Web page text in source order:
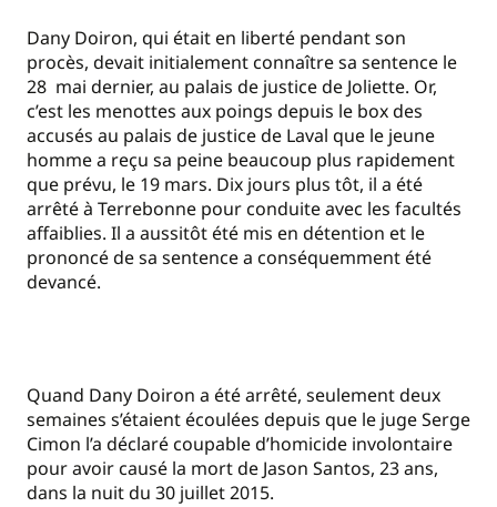
Dany Doiron, qui était en liberté pendant son
procès, devait initialement connaître sa sentence le
28 mai dernier, au palais de justice de Joliette. Or,
c’est les menottes aux poings depuis le box des
accusés au palais de justice de Laval que le jeune
homme a reçu sa peine beaucoup plus rapidement
que prévu, le 19 mars. Dix jours plus tôt, il a été
arrêté à Terrebonne pour conduite avec les facultés
affaiblies. Il a aussitôt été mis en détention et le
prononcé de sa sentence a conséquemment été
devancé.
Quand Dany Doiron a été arrêté, seulement deux
semaines s’étaient écoulées depuis que le juge Serge
Cimon l’a déclaré coupable d’homicide involontaire
pour avoir causé la mort de Jason Santos, 23 ans,
dans la nuit du 30 juillet 2015.